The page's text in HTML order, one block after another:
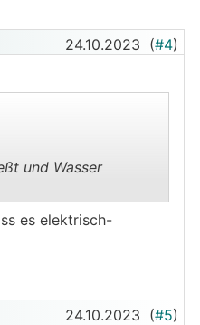
24.10.2023 (#4)
und Wasser
es elektrisch-
24.10.2023 (#5)